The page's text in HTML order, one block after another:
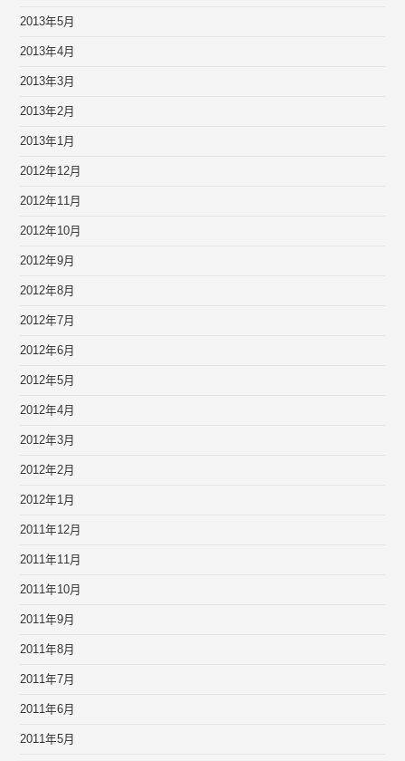
2013年5月
2013年4月
2013年3月
2013年2月
2013年1月
2012年12月
2012年11月
2012年10月
2012年9月
2012年8月
2012年7月
2012年6月
2012年5月
2012年4月
2012年3月
2012年2月
2012年1月
2011年12月
2011年11月
2011年10月
2011年9月
2011年8月
2011年7月
2011年6月
2011年5月